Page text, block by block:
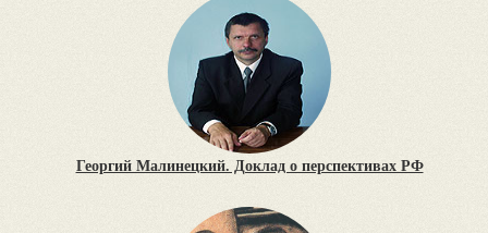
Георгий Малинецкий. Доклад о перспективах РФ